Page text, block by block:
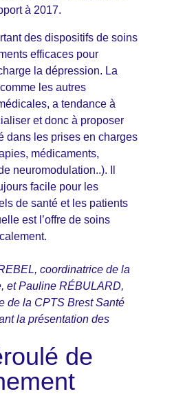
à 2017.
des dispositifs de soins
efficaces pour
la dépression. La
les autres
a tendance à
et donc à proposer
dans les prises en charges
médicaments,
neuromodulation..). Il
facile pour les
de santé et les patients
est l’offre de soins
coordinatrice de la
et Pauline RÉBULARD,
de la CPTS Brest Santé
la présentation des
de